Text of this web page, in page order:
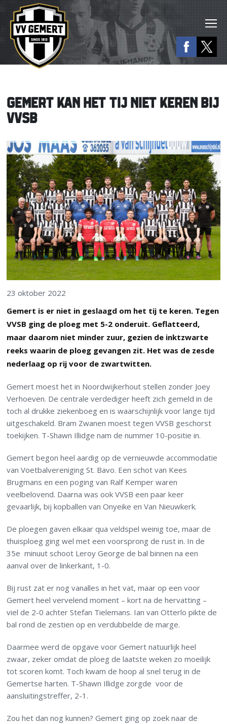
GEMERT KAN HET TIJ NIET KEREN BIJ
VVSB
23 oktober 2022
Gemert is er niet in geslaagd om het tij te keren. Tegen
VVSB ging de ploeg met 5-2 onderuit. Geflatteerd,
maar daarom niet minder zuur, gezien de inktzwarte
reeks waarin de ploeg gevangen zit. Het was de zesde
nederlaag op rij voor de zwartwitten.
Gemert moest het in Noordwijkerhout stellen zonder Joey
Verhoeven. De centrale verdediger heeft zich gemeld in de
toch al drukke ziekenboeg en is waarschijnlijk voor lange tijd
uitgeschakeld. Bram Zwanen moest tegen VVSB geschorst
toekijken. T-Shawn Illidge nam de nummer 10-positie in.
Gemert begon heel aardig op de vernieuwde accommodatie
van Voetbalvereniging St. Bavo. Een schot van Kees
Brugmans en een poging van Ralf Kemper waren
veelbelovend. Daarna was ook VVSB een paar keer
gevaarlijk, bij kopballen van Onyeike en Van Nieuwkerk.
De ploegen gaven elkaar qua veldspel weinig toe, maar de
thuisploeg ging wel met een voorsprong de rust in. In de
35e minuut schoot Leroy George de bal binnen na een
aanval over de linkerkant, 1-0.
Bij rust zat er nog vanalles in het vat, maar op een voor
Gemert heel vervelend moment – kort na de hervatting –
viel de 2-0 achter Stefan Tielemans. Ian van Otterlo pikte de
bal rond de zestien op en verdubbelde de marge.
Daarmee werd de opgave voor Gemert natuurlijk heel
zwaar, zeker omdat de ploeg de laatste weken zo moeilijk
tot scoren komt. Toch kwam de hoop al snel terug in de
Gemertse harten. T-Shawn Illidge zorgde voor de
aansluitingstreffer, 2-1.
Zou het dan nog kunnen? Gemert ging op zoek naar de